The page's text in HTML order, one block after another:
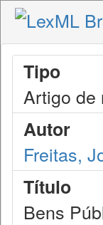
Tipo
Artigo de
Autor
Freitas,
Título
Bens